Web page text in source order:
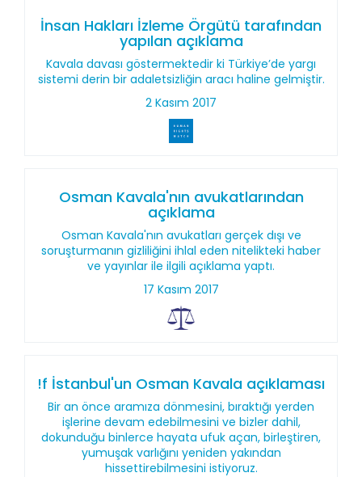
İnsan Hakları İzleme Örgütü tarafından
yapılan açıklama
Kavala davası göstermektedir ki Türkiye’de yargı
sistemi derin bir adaletsizliğin aracı haline gelmiştir.
2 Kasım 2017
Osman Kavala'nın avukatlarından
açıklama
Osman Kavala'nın avukatları gerçek dışı ve
soruşturmanın gizliliğini ihlal eden nitelikteki haber
ve yayınlar ile ilgili açıklama yaptı.
17 Kasım 2017
!f İstanbul'un Osman Kavala açıklaması
Bir an önce aramıza dönmesini, bıraktığı yerden
işlerine devam edebilmesini ve bizler dahil,
dokunduğu binlerce hayata ufuk açan, birleştiren,
yumuşak varlığını yeniden yakından
hissettirebilmesini istiyoruz.